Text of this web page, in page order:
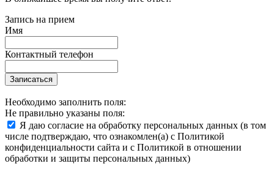
Запись на прием
Имя
Контактный телефон
Записаться
Необходимо заполнить поля:
Не правильно указаны поля:
Я даю согласие на обработку персональных данных (в том
числе подтверждаю, что ознакомлен(а) с Политикой
конфиденциальности сайта и с Политикой в отношении
обработки и защиты персональных данных)